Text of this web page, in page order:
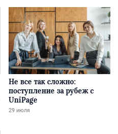
Не все так сложно:
поступление за рубеж с
UniPage
29 июля